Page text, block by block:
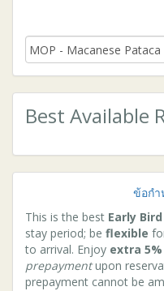
Best Available
ข้อกำ
This is the best Early Bird
stay period; be flexible
to arrival. Enjoy extra
prepaymentupon
prepayment cannot be